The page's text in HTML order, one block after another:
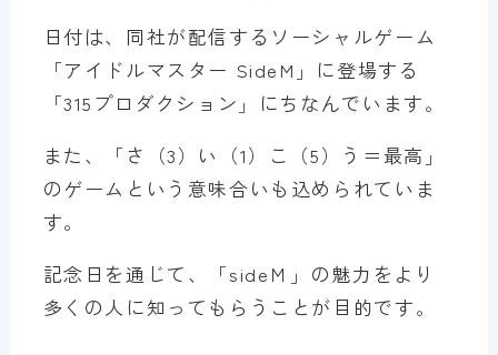
日付は、同社が配信するソーシャルゲーム
「アイドルマスター SideM」に登場する
「315プロダクション」にちなんでいます。
また、「さ（3）い（1）こ（5）う＝最高」
のゲームという意味合いも込められていま
す。
記念日を通じて、「sideＭ」の魅力をより
多くの人に知ってもらうことが目的です。